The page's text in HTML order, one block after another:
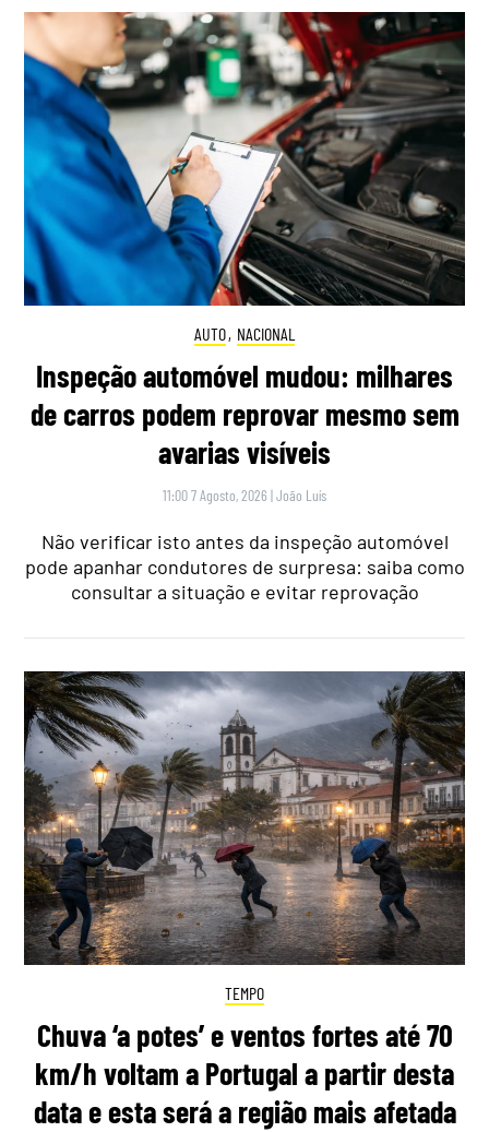
AUTO, NACIONAL
Inspeção automóvel mudou: milhares
de carros podem reprovar mesmo sem
avarias visíveis
11:00 7 Agosto, 2026 |João Luís
Não verificar isto antes da inspeção automóvel
pode apanhar condutores de surpresa: saiba como
consultar a situação e evitar reprovação
TEMPO
Chuva ‘a potes’ e ventos fortes até 70
km/h voltam a Portugal a partir desta
data e esta será a região mais afetada